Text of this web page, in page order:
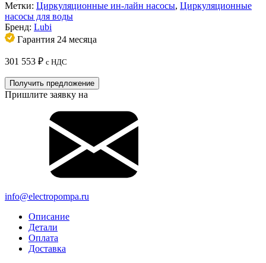
Метки: Циркуляционные ин-лайн насосы, Циркуляционные
насосы для воды
Бренд: Lubi
Гарантия 24 месяца
301 553 ₽ с НДС
Получить предложение
Пришлите заявку на
info@electropompa.ru
Описание
Детали
Оплата
Доставка